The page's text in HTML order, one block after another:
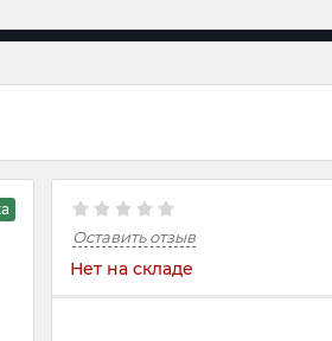
Оставить отзыв
Нет на складе